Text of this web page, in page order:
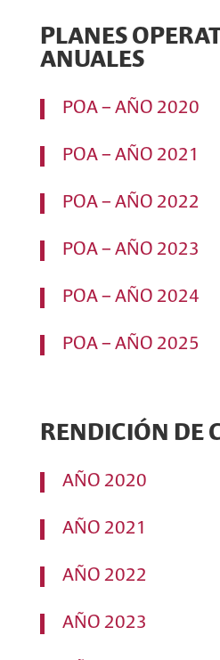
PLANES
ANUALES
POA – AÑO 2020
POA – AÑO 2021
POA – AÑO 2022
POA – AÑO 2023
POA – AÑO 2024
POA – AÑO 2025
RENDICIÓN DE
AÑO 2020
AÑO 2021
AÑO 2022
AÑO 2023